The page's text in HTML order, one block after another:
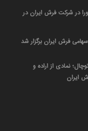
در شرکت فرش ایران در
فرش ایران برگزار شد
نمادی از اراده و
ایران